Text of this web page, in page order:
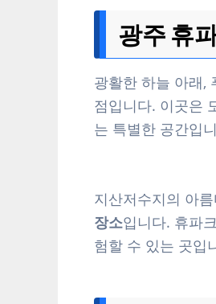
광주 휴
광활한 하늘 아래,
점입니다. 이곳은
는 특별한 공간입
지산저수지의 아
장소입니다. 휴파
험할 수 있는 곳입